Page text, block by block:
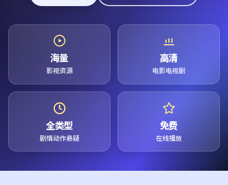
海量
影视资源
高清
电影电视剧
全类型
剧情动作悬疑
免费
在线播放